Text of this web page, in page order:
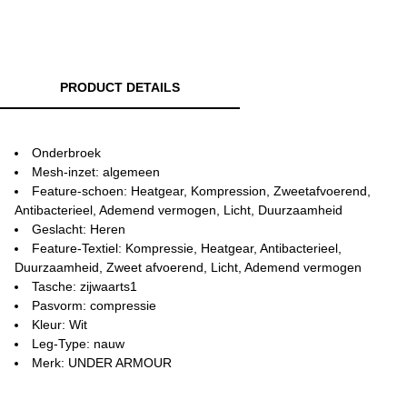
PRODUCT DETAILS
Onderbroek
Mesh-inzet: algemeen
Feature-schoen: Heatgear, Kompression, Zweetafvoerend,
Antibacterieel, Ademend vermogen, Licht, Duurzaamheid
Geslacht: Heren
Feature-Textiel: Kompressie, Heatgear, Antibacterieel,
Duurzaamheid, Zweet afvoerend, Licht, Ademend vermogen
Tasche: zijwaarts1
Pasvorm: compressie
Kleur: Wit
Leg-Type: nauw
Merk: UNDER ARMOUR